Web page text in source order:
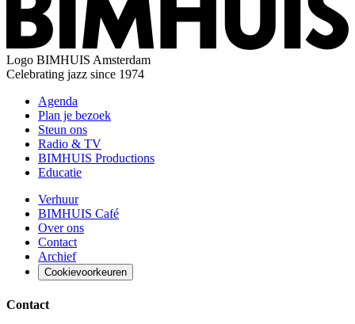
Logo BIMHUIS Amsterdam
Celebrating jazz since 1974
Agenda
Plan je bezoek
Steun ons
Radio & TV
BIMHUIS Productions
Educatie
Verhuur
BIMHUIS Café
Over ons
Contact
Archief
Cookievoorkeuren
Contact